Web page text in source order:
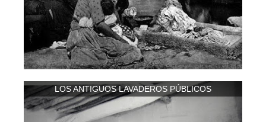
LOS ANTIGUOS LAVADEROS PÚBLICOS